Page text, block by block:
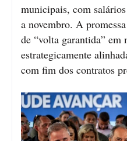
municipais, com
a novembro. A
de “volta garantida” em
estrategicamente
com fim dos contratos